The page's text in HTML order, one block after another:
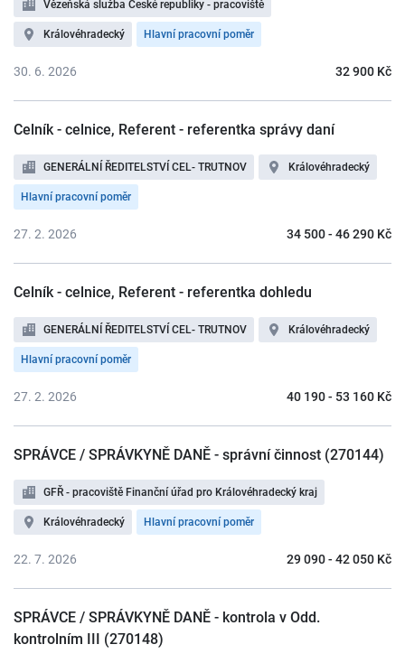
Vězeňská služba České republiky - pracoviště
Královéhradecký Hlavní pracovní poměr
32 900 Kč
30. 6. 2026
Celník - celnice, Referent - referentka správy daní
GENERÁLNÍ ŘEDITELSTVÍ CEL- TRUTNOV Královéhradecký
Hlavní pracovní poměr
34 500 - 46 290 Kč
27. 2. 2026
Celník - celnice, Referent - referentka dohledu
GENERÁLNÍ ŘEDITELSTVÍ CEL- TRUTNOV Královéhradecký
Hlavní pracovní poměr
40 190 - 53 160 Kč
27. 2. 2026
SPRÁVCE / SPRÁVKYNĚ DANĚ - správní činnost (270144)
GFŘ - pracoviště Finanční úřad pro Královéhradecký kraj
Královéhradecký Hlavní pracovní poměr
29 090 - 42 050 Kč
22. 7. 2026
SPRÁVCE / SPRÁVKYNĚ DANĚ - kontrola v Odd.
kontrolním III (270148)